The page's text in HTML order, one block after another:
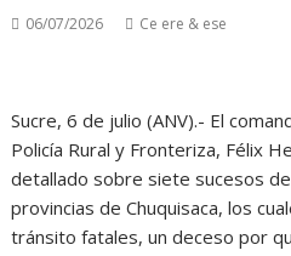
06/07/2026 Ce ere & ese
Sucre, 6 de julio (ANV).- El
Policía Rural y Fronteriza, Félix
detallado sobre siete sucesos
provincias de Chuquisaca, los
tránsito fatales, un deceso por